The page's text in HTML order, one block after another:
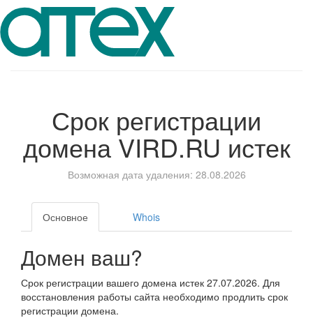
Срок регистрации
доменаVIRD.RU истек
Возможная дата удаления: 28.08.2026
Основное Whois
Домен ваш?
Срок регистрации вашего домена истек 27.07.2026. Для
восстановления работы сайта необходимо продлить срок
регистрации домена.